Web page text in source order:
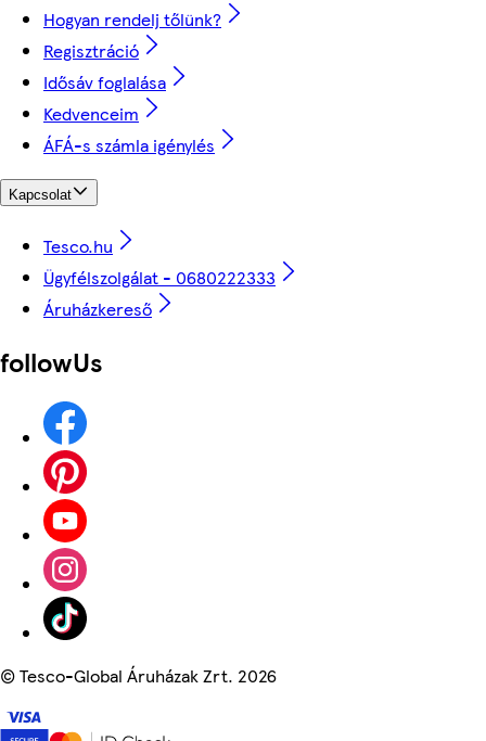
Hogyan rendelj tőlünk?
Regisztráció
Idősáv foglalása
Kedvenceim
ÁFÁ-s számla igénylés
Kapcsolat
Tesco.hu
Ügyfélszolgálat - 0680222333
Áruházkereső
followUs
©Tesco-Global Áruházak Zrt. 2026